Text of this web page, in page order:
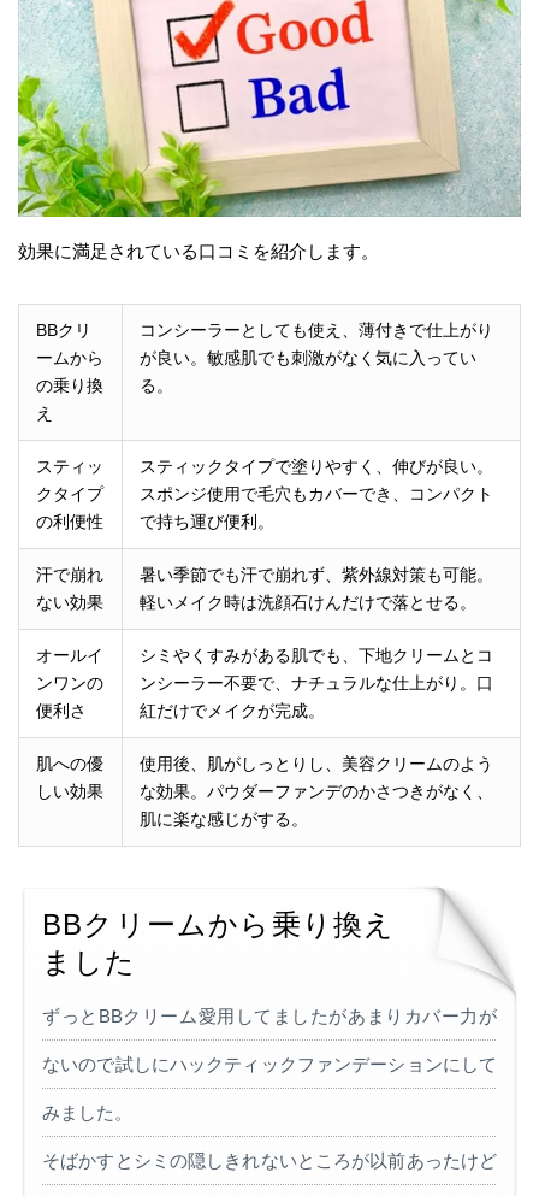
効果に満足されている口コミを紹介します。
BBクリ
ームから
の乗り換
え
コンシーラーとしても使え、薄付きで仕上がり
が良い。敏感肌でも刺激がなく気に入ってい
る。
スティッ
クタイプ
の利便性
スティックタイプで塗りやすく、伸びが良い。
スポンジ使用で毛穴もカバーでき、コンパクト
で持ち運び便利。
汗で崩れ
ない効果
暑い季節でも汗で崩れず、紫外線対策も可能。
軽いメイク時は洗顔石けんだけで落とせる。
オールイ
ンワンの
便利さ
シミやくすみがある肌でも、下地クリームとコ
ンシーラー不要で、ナチュラルな仕上がり。口
紅だけでメイクが完成。
肌への優
しい効果
使用後、肌がしっとりし、美容クリームのよう
な効果。パウダーファンデのかさつきがなく、
肌に楽な感じがする。
BBクリームから乗り換え
ました
ずっとBBクリーム愛用してましたがあまりカバー力が
ないので試しにハックティックファンデーションにして
みました。
そばかすとシミの隠しきれないところが以前あったけど